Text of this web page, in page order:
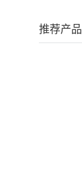
推荐产品